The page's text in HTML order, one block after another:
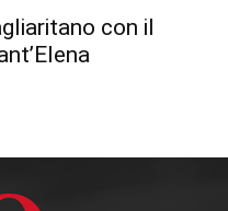
con il